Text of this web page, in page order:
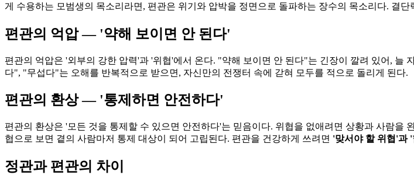
게 수용하는 모범생의 목소리라면, 편관은 위기와 압박을 정면으로 돌파하는 장수의 목소리다. 결
편관의 억압 — '약해 보이면 안 된다'
편관의 억압은 '외부의 강한 압력'과 '위협'에서 온다. "약해 보이면 안 된다"는 긴장이 깔려 있어, 늘
다", "무섭다"는 오해를 반복적으로 받으면, 자신만의 전쟁터 속에 갇혀 모두를 적으로 돌리게 된다.
편관의 환상 — '통제하면 안전하다'
편관의 환상은 '모든 것을 통제할 수 있으면 안전하다'는 믿음이다. 위협을 없애려면 상황과 사람을
협으로 보면 곁의 사람마저 통제 대상이 되어 고립된다. 편관을 건강하게 쓰려면 '맞서야 할 위협'과
정관과 편관의 차이